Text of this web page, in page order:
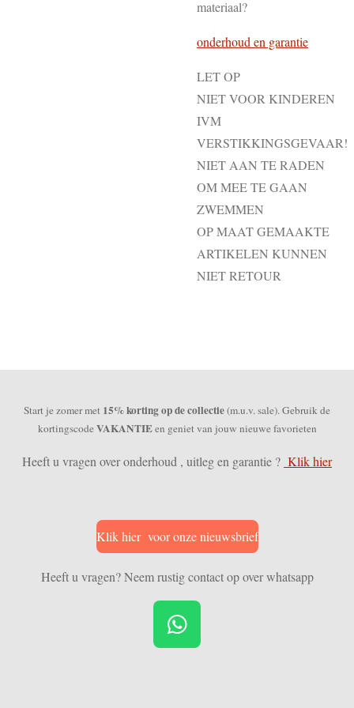
materiaal?
onderhoud en garantie
LET OP
NIET VOOR KINDEREN
IVM
VERSTIKKINGSGEVAAR!
NIET AAN TE RADEN
OM MEE TE GAAN
ZWEMMEN
OP MAAT GEMAAKTE
ARTIKELEN KUNNEN
NIET RETOUR
Start je zomer met 15% korting op de collectie(m.u.v. sale). Gebruik de
kortingscodeVAKANTIEen geniet van jouw nieuwe favorieten
Heeft u vragen over onderhoud , uitleg en garantie ? Klik hier
Klik hier voor onze nieuwsbrief
Heeft u vragen? Neem rustig contact op over whatsapp
W
h